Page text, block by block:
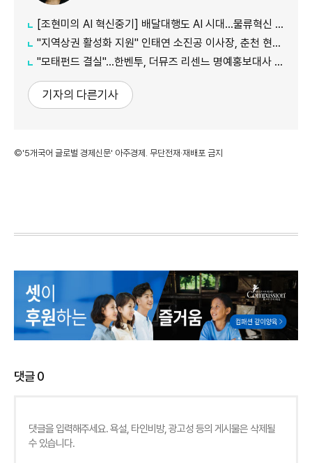
[조현미의 AI 혁신중기] 배달대행도 AI 시대…물류혁신 선도하는 부릉
"지역상권 활성화 지원" 인태연 소진공 이사장, 춘천 현장방문
"모태펀드 결실"…한벤투, 더뮤즈 리센느 명예홍보대사 임명
기자의 다른기사
©'5개국어 글로벌 경제신문' 아주경제. 무단전재·재배포 금지
댓글0